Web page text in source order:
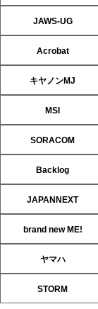
JAWS-UG
Acrobat
キヤノンMJ
MSI
SORACOM
Backlog
JAPANNEXT
brand new ME!
ヤマハ
STORM